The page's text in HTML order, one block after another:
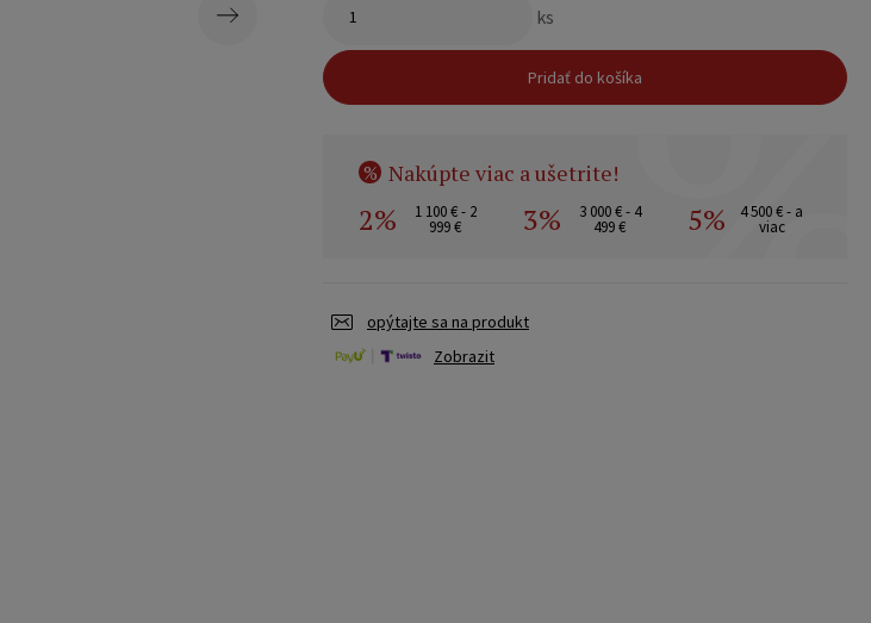
ks
Pridať do košíka
% Nakúpte viac a ušetrite!
2% 1 100 € - 2
999 € 3% 3 000 € - 4
499 € 5% 4 500 € - a
viac
opýtajte sa na produkt
Zobrazit